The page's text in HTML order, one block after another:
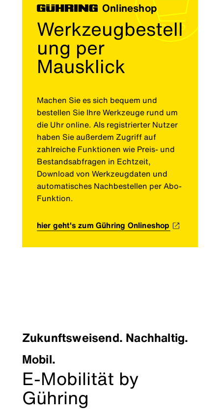
Onlineshop
Werkzeugbestell
ung per
Mausklick
Machen Sie es sich bequem und
bestellen Sie Ihre Werkzeuge rund um
die Uhr online. Als registrierter Nutzer
haben Sie außerdem Zugriff auf
zahlreiche Funktionen wie Preis- und
Bestandsabfragen in Echtzeit,
Download von Werkzeugdaten und
automatisches Nachbestellen per Abo-
Funktion.
hier geht's zum Gühring Onlineshop
Zukunftsweisend. Nachhaltig.
Mobil.
E-Mobilität by
Gühring